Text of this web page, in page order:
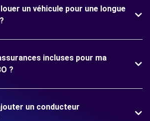
un véhicule pour une longue
incluses pour ma
?
un conducteur